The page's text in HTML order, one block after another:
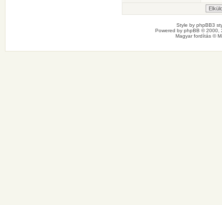
Style by phpBB3
Powered by phpBB © 2000,
Magyar fordítás ©